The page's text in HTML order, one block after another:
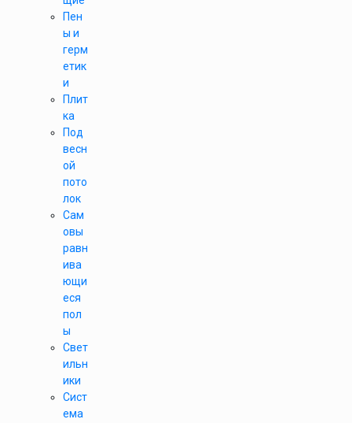
Пен
ы и
герм
етик
и
Плит
ка
Под
весн
ой
пото
лок
Сам
овы
равн
ива
ющи
еся
пол
ы
Свет
ильн
ики
Сист
ема